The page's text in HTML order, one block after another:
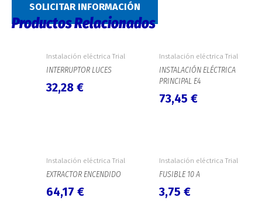
SOLICITAR INFORMACIÓN
Productos Relacionados
Instalación eléctrica Trial
INTERRUPTOR LUCES
32,28 €
Instalación eléctrica Trial
INSTALACIÓN ELÉCTRICA
PRINCIPAL E4
73,45 €
Instalación eléctrica Trial
EXTRACTOR ENCENDIDO
64,17 €
Instalación eléctrica Trial
FUSIBLE 10 A
3,75 €